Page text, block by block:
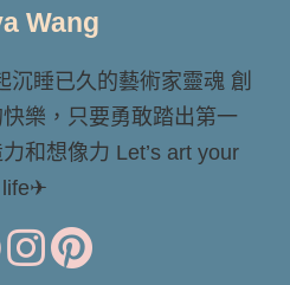
Wang
沉睡已久的藝術家靈魂 創
樂，只要勇敢踏出第一
和想像力 Let’s art your
life✈